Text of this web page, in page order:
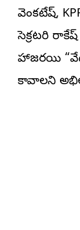
వెంకటేష్,
సెక్రటరి
హాజరయి
కావాలని